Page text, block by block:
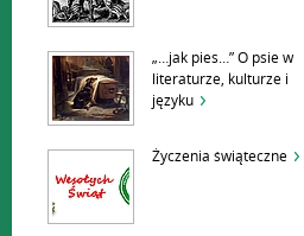
„…jak pies…” O psie w
literaturze, kulturze i
języku
Życzenia świąteczne